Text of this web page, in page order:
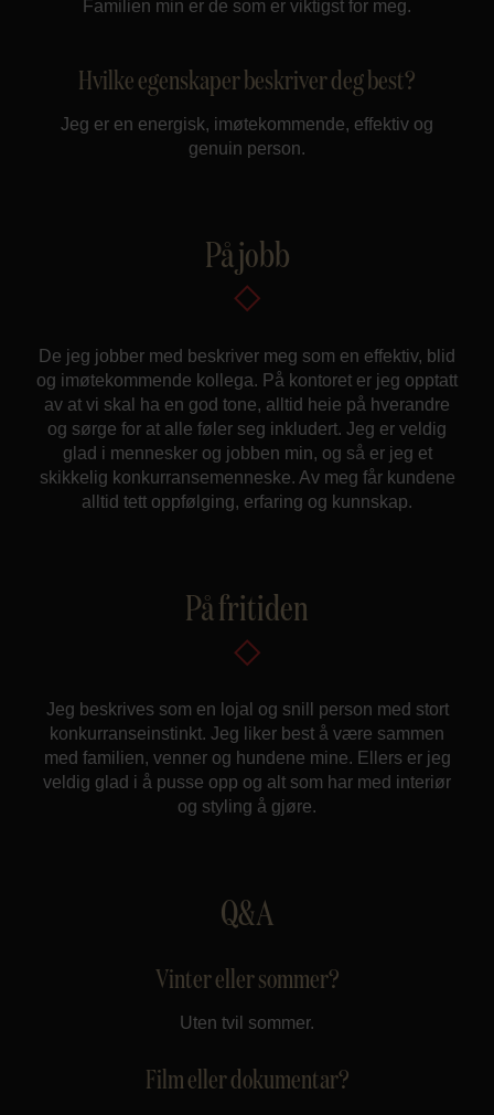
Familien min er de som er viktigst for meg.
Hvilke egenskaper beskriver deg best?
Jeg er en energisk, imøtekommende, effektiv og
genuin person.
På jobb
De jeg jobber med beskriver meg som en effektiv, blid
og imøtekommende kollega. På kontoret er jeg opptatt
av at vi skal ha en god tone, alltid heie på hverandre
og sørge for at alle føler seg inkludert. Jeg er veldig
glad i mennesker og jobben min, og så er jeg et
skikkelig konkurransemenneske. Av meg får kundene
alltid tett oppfølging, erfaring og kunnskap.
På fritiden
Jeg beskrives som en lojal og snill person med stort
konkurranseinstinkt. Jeg liker best å være sammen
med familien, venner og hundene mine. Ellers er jeg
veldig glad i å pusse opp og alt som har med interiør
og styling å gjøre.
Q&A
Vinter eller sommer?
Uten tvil sommer.
Film eller dokumentar?